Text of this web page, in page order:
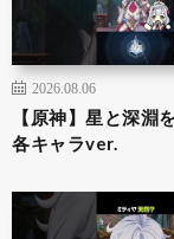
2026.08.06
【原神】星と深淵
各キャラver.